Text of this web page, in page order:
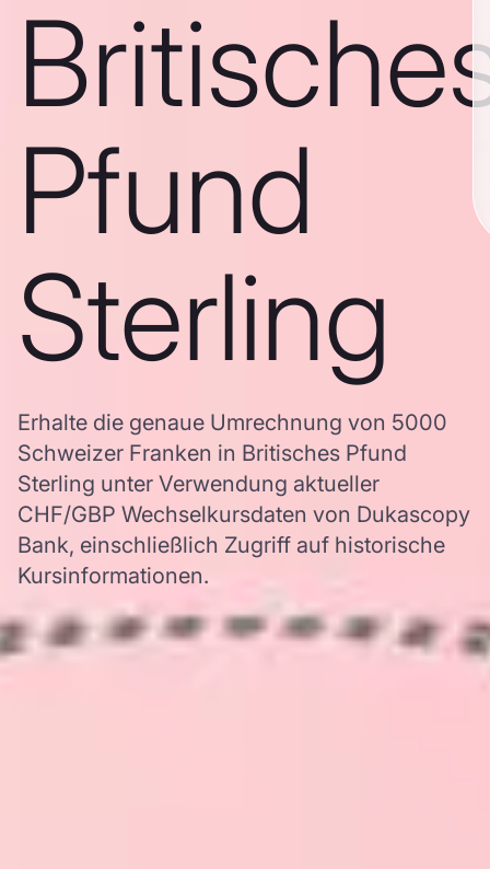
Pfund
Sterling
Erhalte die genaue Umrechnung von 5000
Schweizer Franken in Britisches Pfund
Sterling unter Verwendung aktueller
CHF/GBP Wechselkursdaten von Dukascopy
Bank, einschließlich Zugriff auf historische
Kursinformationen.